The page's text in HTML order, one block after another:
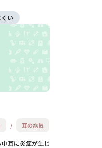
性が高まりま
大きく影響する
す。
くい
耳の病気
耳に炎症が生じ